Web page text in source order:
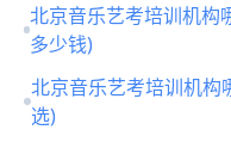
北京音乐艺考培训机构
多少钱)
北京音乐艺考培训机构
选)